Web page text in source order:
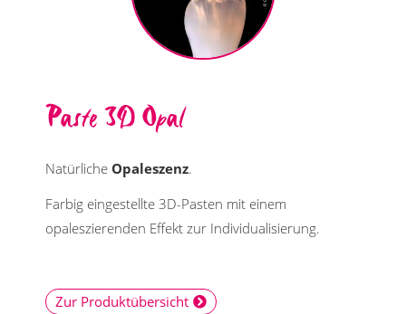
Paste 3D Opal
Natürliche Opaleszenz.
Farbig eingestellte 3D-Pasten mit einem
opaleszierenden Effekt zur Individualisierung.
Zur Produktübersicht